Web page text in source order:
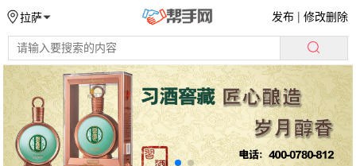
拉萨 发布 |修改删除